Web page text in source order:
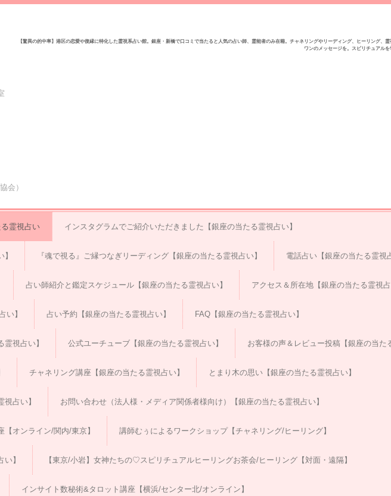
【驚異の的中率】港区の恋愛や復縁に特化した霊視系占い館。銀座・新橋で口コミで当たると人気の占い師、霊能者のみ在籍。チャネリングやリーディング、ヒーリング、
ワンのメッセージを。スピリチュアル
会）
霊視占い インスタグラムでご紹介いただきました【銀座の当たる霊視占い】
『魂で視る』ご縁つなぎリーディング【銀座の当たる霊視占い】 電話占い【銀座の当たる霊視
占い師紹介と鑑定スケジュール【銀座の当たる霊視占い】 アクセス＆所在地【銀座の当たる霊視占
い】 占い予約【銀座の当たる霊視占い】 FAQ【銀座の当たる霊視占い】
視占い】 公式ユーチューブ【銀座の当たる霊視占い】 お客様の声＆レビュー投稿【銀座の当た
チャネリング講座【銀座の当たる霊視占い】 とまり木の思い【銀座の当たる霊視占い】
視占い】 お問い合わせ（法人様・メディア関係者様向け）【銀座の当たる霊視占い】
オンライン/関内/東京】 講師むぅによるワークショップ【チャネリング/ヒーリング】
】 【東京/小岩】女神たちの♡スピリチュアルヒーリングお茶会/ヒーリング【対面・遠隔】
インサイト数秘術&タロット講座【横浜/センター北/オンライン】